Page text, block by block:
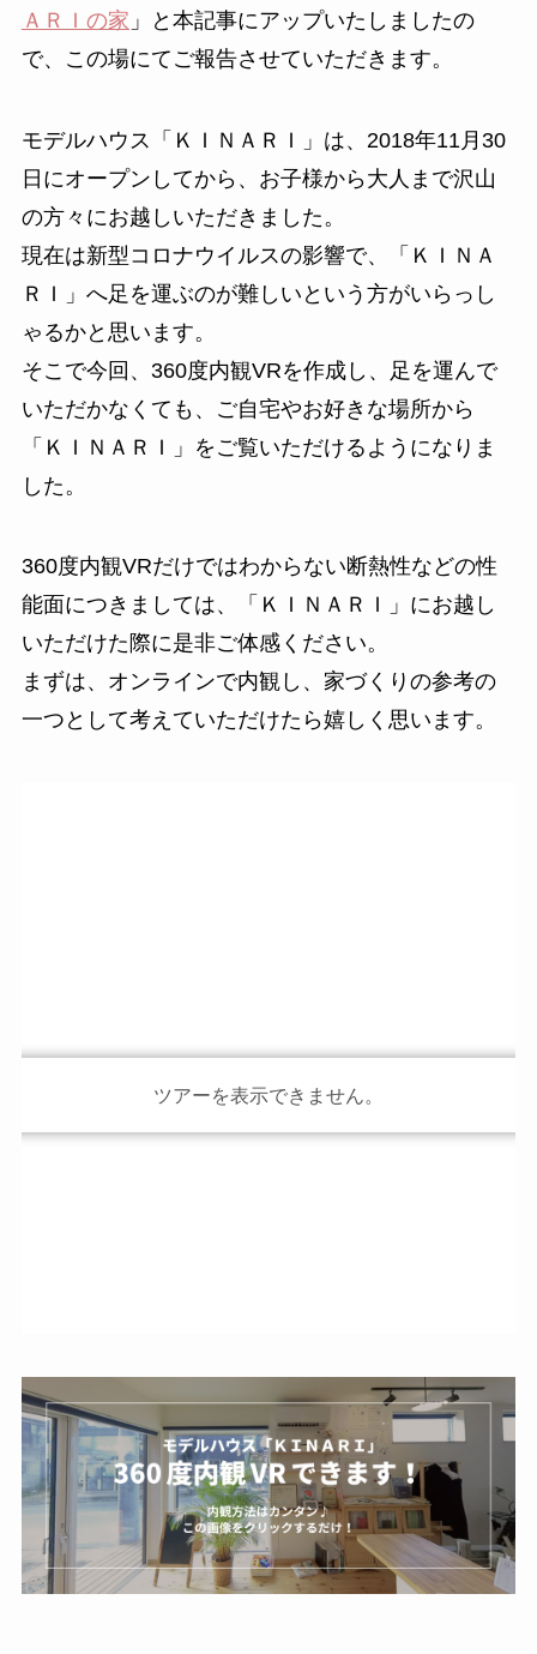
ＡＲＩの家 」と本記事にアップいたしましたの
で、この場にてご報告させていただきます。
モデルハウス「ＫＩＮＡＲＩ」は、2018年11月30
日にオープンしてから、お子様から大人まで沢山
の方々にお越しいただきました。
現在は新型コロナウイルスの影響で、「ＫＩＮＡ
ＲＩ」へ足を運ぶのが難しいという方がいらっし
ゃるかと思います。
そこで今回、360度内観VRを作成し、足を運んで
いただかなくても、ご自宅やお好きな場所から
「ＫＩＮＡＲＩ」をご覧いただけるようになりま
した。
360度内観VRだけではわからない断熱性などの性
能面につきましては、「ＫＩＮＡＲＩ」にお越し
いただけた際に是非ご体感ください。
まずは、オンラインで内観し、家づくりの参考の
一つとして考えていただけたら嬉しく思います。